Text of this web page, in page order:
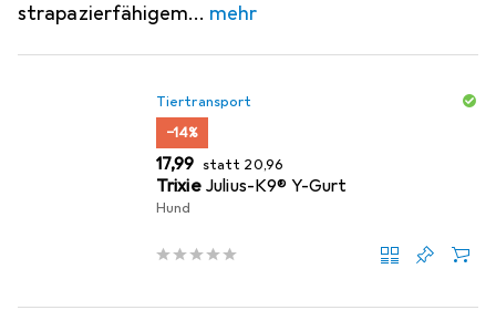
strapazierfähigem
mehr
Tiertransport
−14%
EUR
17,99 statt EUR
20,96
Trixie Julius-K9® Y-Gurt
Hund